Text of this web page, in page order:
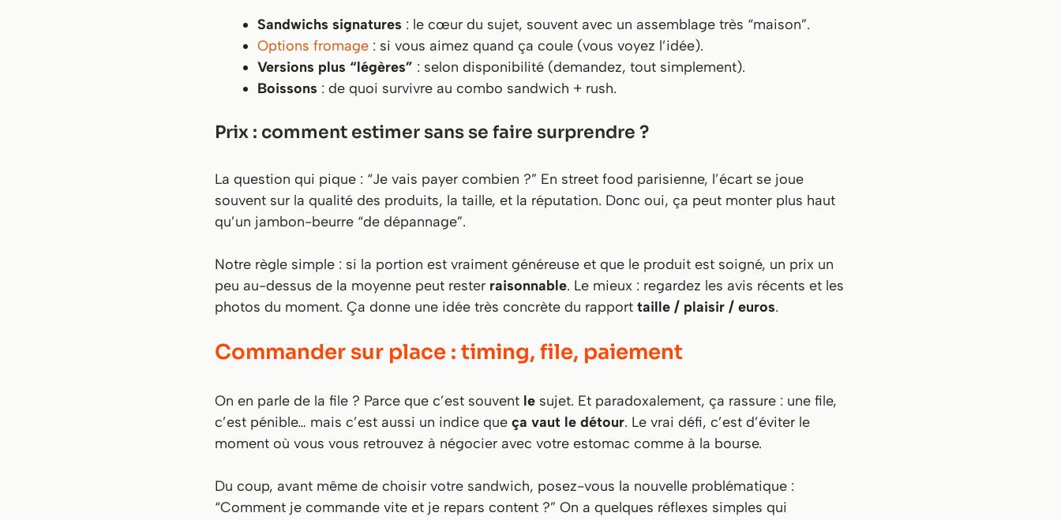
Sandwichs signatures : le cœur du sujet, souvent avec un assemblage très “maison”.
Options fromage : si vous aimez quand ça coule (vous voyez l’idée).
Versions plus “légères” : selon disponibilité (demandez, tout simplement).
Boissons : de quoi survivre au combo sandwich + rush.
Prix : comment estimer sans se faire surprendre ?
La question qui pique : “Je vais payer combien ?” En street food parisienne, l’écart se joue
souvent sur la qualité des produits, la taille, et la réputation. Donc oui, ça peut monter plus haut
qu’un jambon-beurre “de dépannage”.
Notre règle simple : si la portion est vraiment généreuse et que le produit est soigné, un prix un
peu au-dessus de la moyenne peut rester raisonnable. Le mieux : regardez les avis récents et les
photos du moment. Ça donne une idée très concrète du rapport taille / plaisir / euros.
Commander sur place : timing, file, paiement
On en parle de la file ? Parce que c’est souvent le sujet. Et paradoxalement, ça rassure : une file,
c’est pénible… mais c’est aussi un indice que ça vaut le détour. Le vrai défi, c’est d’éviter le
moment où vous vous retrouvez à négocier avec votre estomac comme à la bourse.
Du coup, avant même de choisir votre sandwich, posez-vous la nouvelle problématique :
“Comment je commande vite et je repars content ?” On a quelques réflexes simples qui